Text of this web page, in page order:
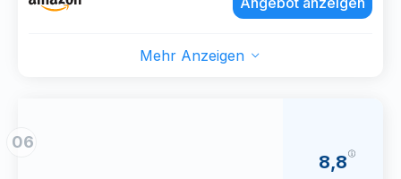
Silber
Mehr Anzeigen
06
8,8